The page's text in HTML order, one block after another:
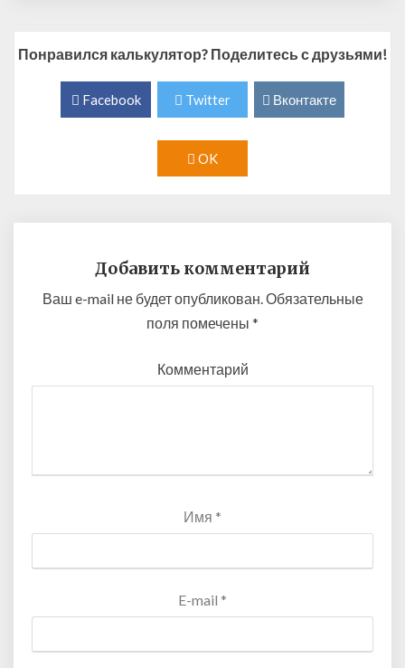
Понравился калькулятор? Поделитесь с друзьями!
Facebook Twitter Вконтакте
OK
Добавить комментарий
Ваш e-mail не будет опубликован. Обязательные
поля помечены *
Комментарий
Имя *
E-mail *